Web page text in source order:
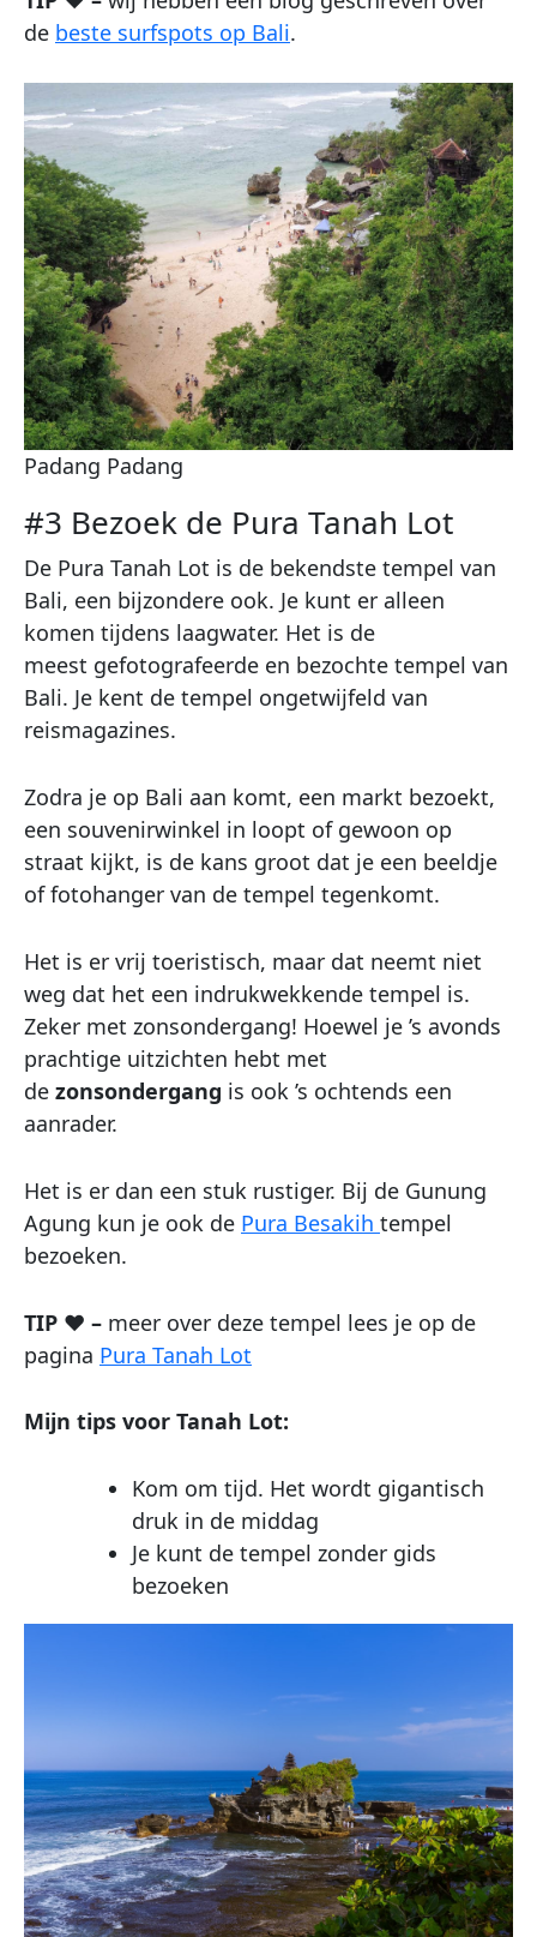
de beste surfspots op Bali.
Padang Padang
#3 Bezoek de Pura Tanah Lot
De Pura Tanah Lot is de bekendste tempel van
Bali, een bijzondere ook. Je kunt er alleen
komen tijdens laagwater. Het is de
meest gefotografeerde en bezochte tempel van
Bali. Je kent de tempel ongetwijfeld van
reismagazines.
Zodra je op Bali aan komt, een markt bezoekt,
een souvenirwinkel in loopt of gewoon op
straat kijkt, is de kans groot dat je een beeldje
of fotohanger van de tempel tegenkomt.
Het is er vrij toeristisch, maar dat neemt niet
weg dat het een indrukwekkende tempel is.
Zeker met zonsondergang! Hoewel je ’s avonds
prachtige uitzichten hebt met
de zonsondergang is ook ’s ochtends een
aanrader.
Het is er dan een stuk rustiger. Bij de Gunung
Agung kun je ook de Pura Besakih tempel
bezoeken.
TIP ♥ – meer over deze tempel lees je op de
pagina Pura Tanah Lot
Mijn tips voor Tanah Lot:
Kom om tijd. Het wordt gigantisch
druk in de middag
Je kunt de tempel zonder gids
bezoeken